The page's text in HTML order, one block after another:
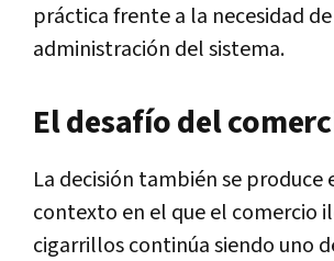
práctica frente a la necesidad
administración del sistema.
El desafío del
La decisión también se produce
contexto en el que el comercio
cigarrillos continúa siendo uno